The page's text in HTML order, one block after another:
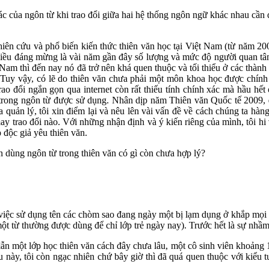
của ngôn từ khi trao đổi giữa hai hệ thống ngôn ngữ khác nhau
cứu và phổ biến kiến thức thiên văn học tại Việt Nam (từ năm
đáng mừng là vài năm gần đây số lượng và mức độ người quan
thì đến nay nó đã trở nên khá quen thuộc và tối thiểu ở các
vậy, có lẽ do thiên văn chưa phải một môn khoa học được
đổi ngắn gọn qua internet còn rất thiếu tính chính xác mà hầu
ngôn từ được sử dụng. Nhân dịp năm Thiên văn Quốc tế
lý, tôi xin điểm lại và nêu lên vài vấn đề về cách chúng ta
trao đổi nào. Với những nhận định và ý kiến riêng của mình, tôi
giả yêu thiên văn.
dùng ngôn từ trong thiên văn có gì còn chưa hợp lý?
sử dụng tên các chòm sao đang ngày một bị lạm dụng ở khắp
từ thường được dùng để chỉ lớp trẻ ngày nay). Trước hết là sự
một lớp học thiên văn cách đây chưa lâu, một cô sinh viên
này, tôi còn ngạc nhiên chứ bây giờ thì đã quá quen thuộc với